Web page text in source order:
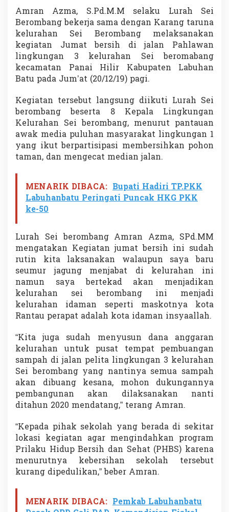
n
G
e
l
a
r
J
u
t
B
e
r
s
i
h
Amran Azma, S.Pd.M.M selaku Lurah Sei
Berombang bekerja sama dengan Karang taruna
kelurahan Sei Berombang melaksanakan
kegiatan Jumat bersih di jalan Pahlawan
lingkungan 3 kelurahan Sei beromabang
kecamatan Panai Hilir Kabupaten Labuhan
Batu pada Jum’at (20/12/19) pagi.
Kegiatan tersebut langsung diikuti Lurah Sei
berombang beserta 8 Kepala Lingkungan
Kelurahan Sei berombang, menurut pantauan
awak media puluhan masyarakat lingkungan 1
yang ikut berpartisipasi membersihkan pohon
taman, dan mengecat median jalan.
MENARIK DIBACA: Bupati Hadiri TP.PKK
Labuhanbatu Peringati Puncak HKG PKK
ke-50
Lurah Sei berombang Amran Azma, SPd.MM
mengatakan Kegiatan jumat bersih ini sudah
rutin kita laksanakan walaupun saya baru
seumur jagung menjabat di kelurahan ini
namun saya bertekad akan menjadikan
kelurahan sei berombang ini menjadi
kelurahan idaman seperti maskotnya kota
Rantau perapat adalah kota idaman insyaallah.
“Kita juga sudah menyusun dana anggaran
kelurahan untuk pusat tempat pembuangan
sampah di jalan pelita lingkungan 3 kelurahan
Sei berombang yang nantinya semua sampah
akan dibuang kesana, mohon dukungannya
pembangunan akan dilaksanakan nanti
ditahun 2020 mendatang,” terang Amran.
“Kepada pihak sekolah yang berada di sekitar
lokasi kegiatan agar mengindahkan program
Prilaku Hidup Bersih dan Sehat (PHBS) karena
menurutnya kebersihan sekolah tersebut
kurang dipedulikan,” beber Amran.
MENARIK DIBACA: Pemkab Labuhanbatu